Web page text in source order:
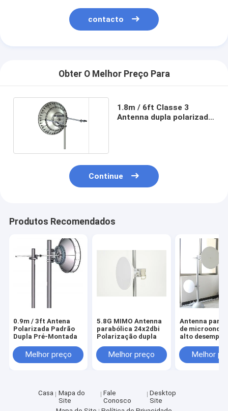
contacto
Obter O Melhor Preço Para
1.8m / 6ft Classe 3
Antenna dupla polarizada
Continue
Produtos Recomendados
0.9m / 3ft Antena
Polarizada Padrão
Dupla Pré-Montada
Melhor preço
5.8G MIMO Antenna
parabólica 24x2dbi
Polarização dupla
Melhor preço
Antenna
de
alto
frequência de
29,5 GHz
Melhor
Casa
Mapa do
Site
Fale
Conosco
Desktop
Site